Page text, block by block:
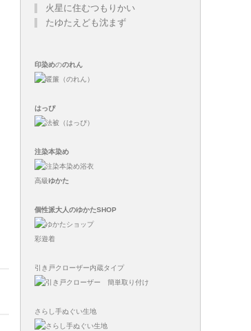
火星に住むつもりかい
たゆたえども沈まず
印染めののれん
はっぴ
注染本染め
高級ゆかた
個性派大人のゆかたSHOP
彩遊着
引き戸クローザー内蔵タイプ
さらし手ぬぐい生地